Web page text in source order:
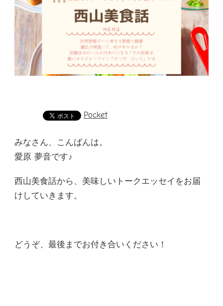
Pocket
みなさん、こんばんは。
愛原 夢音です♪
西山美食話から、美味しいトークエッセイをお届
けしていきます。
どうぞ、最後までお付き合いください！